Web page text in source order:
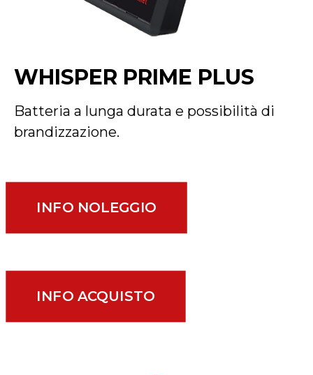
WHISPER PRIME PLUS
Batteria a lunga durata e possibilità di
brandizzazione.
INFO NOLEGGIO
INFO ACQUISTO